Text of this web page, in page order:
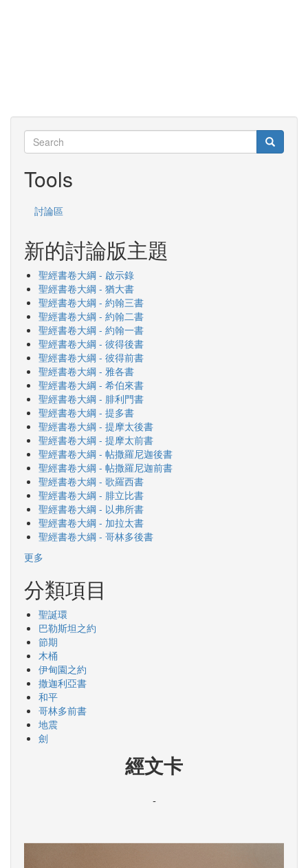
Search
Search Search
Tools
討論區
新的討論版主題
聖經書卷大綱 - 啟示錄
聖經書卷大綱 - 猶大書
聖經書卷大綱 - 約翰三書
聖經書卷大綱 - 約翰二書
聖經書卷大綱 - 約翰一書
聖經書卷大綱 - 彼得後書
聖經書卷大綱 - 彼得前書
聖經書卷大綱 - 雅各書
聖經書卷大綱 - 希伯來書
聖經書卷大綱 - 腓利門書
聖經書卷大綱 - 提多書
聖經書卷大綱 - 提摩太後書
聖經書卷大綱 - 提摩太前書
聖經書卷大綱 - 帖撒羅尼迦後書
聖經書卷大綱 - 帖撒羅尼迦前書
聖經書卷大綱 - 歌羅西書
聖經書卷大綱 - 腓立比書
聖經書卷大綱 - 以弗所書
聖經書卷大綱 - 加拉太書
聖經書卷大綱 - 哥林多後書
更多
分類項目
聖誕環
巴勒斯坦之約
節期
木桶
伊甸園之約
撒迦利亞書
和平
哥林多前書
地震
劍
經文卡
-